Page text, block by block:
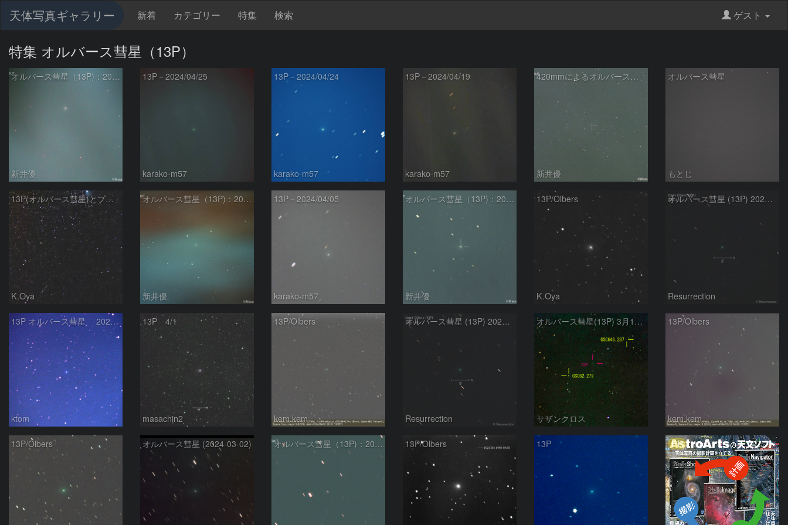
天体写真ギャラリー 新着 カテゴリー 特集 検索 ゲスト
特集 オルバース彗星（13P）
オルバース彗星（13P)：2024/04/25
新井優
13P－2024/04/25
karako-m57
13P－2024/04/24
karako-m57
13P－2024/04/19
karako-m57
420mmによるオルバース彗星 (13P)：2024/04/12
新井優
オルバース彗星
もとじ
13P(オルバース彗星)とプレアデス星団
K.Oya
オルバース彗星（13P)：2024/04/09
新井優
13P－2024/04/05
karako-m57
オルバース彗星（13P)：2024/03/27
新井優
13P/Olbers
K.Oya
オルバース彗星 (13P) 2024.4.1
Resurrection
13P オルバース彗星 2024 3/29
ktom
13P 4/1
masachin2
13P/Olbers
kem.kem
オルバース彗星 (13P) 2024.3.29
Resurrection
オルバース彗星(13P) 3月10日 400mm
サザンクロス
13P/Olbers
kem.kem
13P/Olbers オルバース彗星 (2024-03-02) オルバース彗星（13P)：2024/03/03 13P/Olbers 13P PR